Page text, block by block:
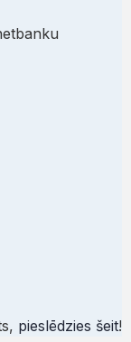
pieslēdzies šeit!